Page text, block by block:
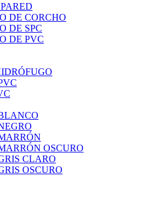
DE CORCHO
DE SPC
DE PVC
OSCURO
CLARO
OSCURO